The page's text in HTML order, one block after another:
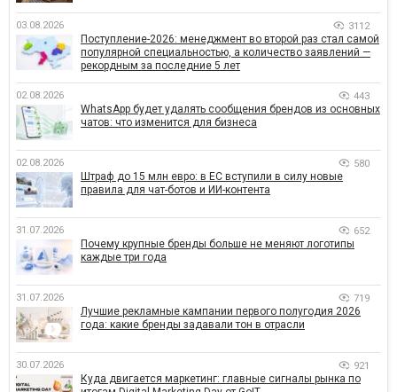
03.08.2026 3112
Поступление-2026: менеджмент во второй раз стал самой
популярной специальностью, а количество заявлений —
рекордным за последние 5 лет
02.08.2026 443
WhatsApp будет удалять сообщения брендов из основных
чатов: что изменится для бизнеса
02.08.2026 580
Штраф до 15 млн евро: в ЕС вступили в силу новые
правила для чат-ботов и ИИ-контента
31.07.2026 652
Почему крупные бренды больше не меняют логотипы
каждые три года
31.07.2026 719
Лучшие рекламные кампании первого полугодия 2026
года: какие бренды задавали тон в отрасли
30.07.2026 921
Куда двигается маркетинг: главные сигналы рынка по